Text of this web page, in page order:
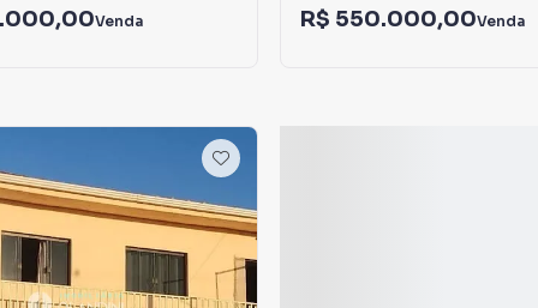
Venda R$ 550.000,00Venda